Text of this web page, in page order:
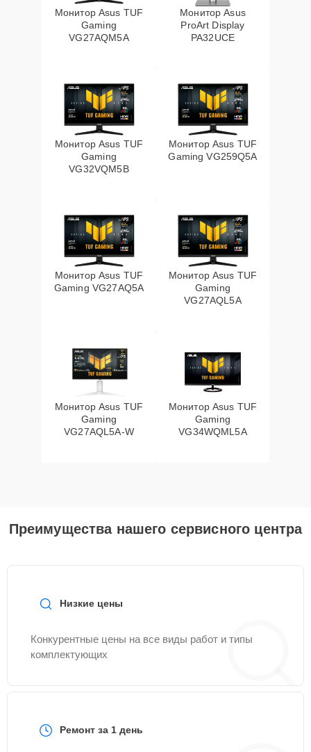
Монитор Asus TUF
Gaming
VG27AQM5A
Монитор Asus
ProArt Display
PA32UCE
Монитор Asus TUF
Gaming
VG32VQM5B
Монитор Asus TUF
Gaming VG259Q5A
Монитор Asus TUF
Gaming VG27AQ5A
Монитор Asus TUF
Gaming
VG27AQL5A
Монитор Asus TUF
Gaming
VG27AQL5A-W
Монитор Asus TUF
Gaming
VG34WQML5A
Преимущества нашего сервисного центра
Низкие цены
Конкурентные цены на все виды работ и типы
комплектующих
Ремонт за 1 день